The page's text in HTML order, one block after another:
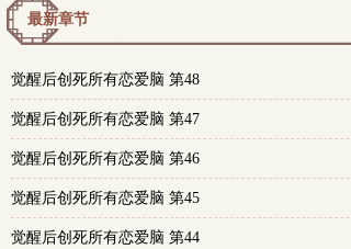
最新章节
觉醒后创死所有恋爱脑 第48
觉醒后创死所有恋爱脑 第47
觉醒后创死所有恋爱脑 第46
觉醒后创死所有恋爱脑 第45
觉醒后创死所有恋爱脑 第44